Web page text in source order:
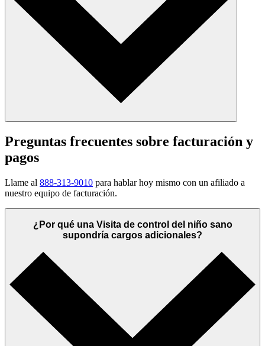
Preguntas frecuentes sobre facturación y
pagos
Llame al 888-313-9010 para hablar hoy mismo con un afiliado a
nuestro equipo de facturación.
¿Por qué una Visita de control del niño sano
supondría cargos adicionales?